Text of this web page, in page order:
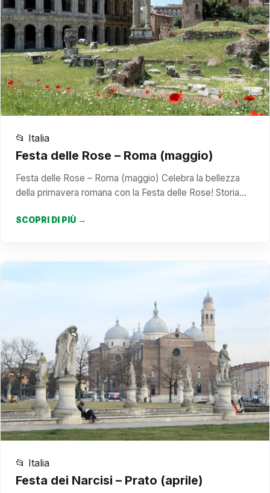
📂 Italia
Festa delle Rose – Roma (maggio)
Festa delle Rose – Roma (maggio) Celebra la bellezza
della primavera romana con la Festa delle Rose! Storia…
SCOPRI DI PIÙ →
📂 Italia
Festa dei Narcisi – Prato (aprile)